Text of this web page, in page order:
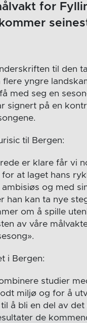
for
til den
yngre
med seg en
signert på en
til Bergen:
er klare får vi
at laget hans
og med
han kan ta nye
om å spille
av våre
i Bergen:
studier
miljø og for å
å bli en del av
de